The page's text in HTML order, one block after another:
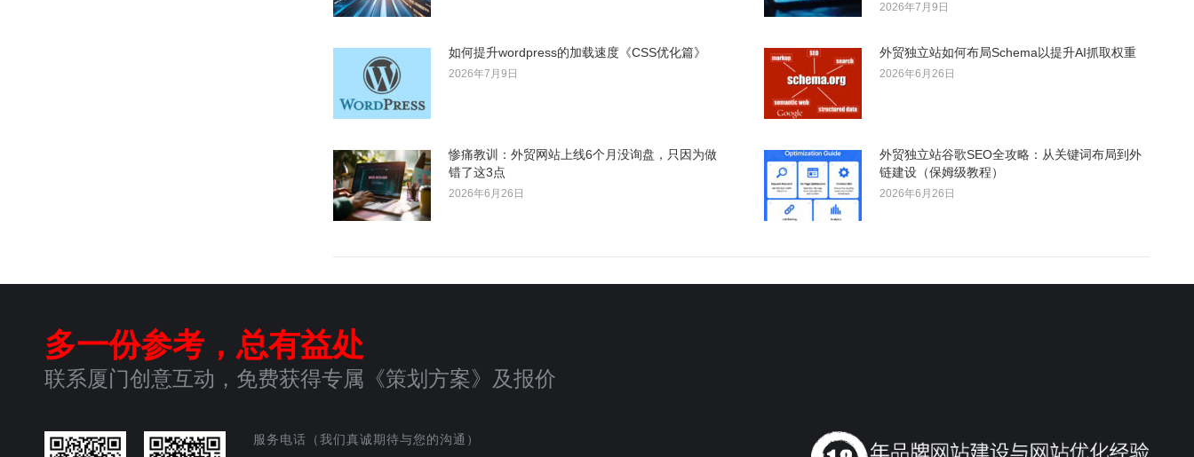
2026年7月9日
如何提升wordpress的加载速度《CSS优化篇》
2026年7月9日
外贸独立站如何布局Schema以提升AI抓取权重
2026年6月26日
惨痛教训：外贸网站上线6个月没询盘，只因为做
错了这3点
2026年6月26日
外贸独立站谷歌SEO全攻略：从关键词布局到外
链建设（保姆级教程）
2026年6月26日
多一份参考，总有益处
联系厦门创意互动，免费获得专属《策划方案》及报价
服务电话（我们真诚期待与您的沟通）